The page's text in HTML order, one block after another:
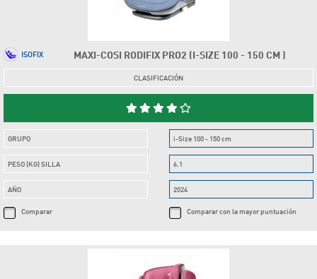
MAXI-COSI RODIFIX PRO2 (I-SIZE 100 - 150 CM )
ISOFIX
CLASIFICACIÓN
GRUPO
PESO (KG) SILLA
AÑO
Comparar
i-Size 100 - 150 cm
6.1
2024
Comparar con la mayor puntuación